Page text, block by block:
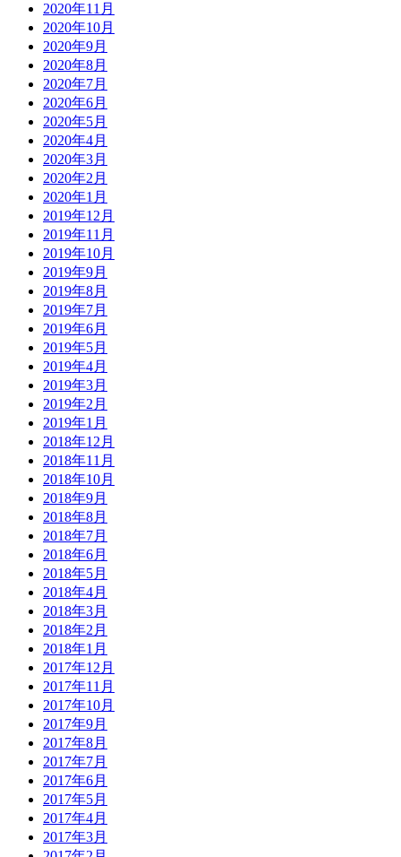
2020年11月
2020年10月
2020年9月
2020年8月
2020年7月
2020年6月
2020年5月
2020年4月
2020年3月
2020年2月
2020年1月
2019年12月
2019年11月
2019年10月
2019年9月
2019年8月
2019年7月
2019年6月
2019年5月
2019年4月
2019年3月
2019年2月
2019年1月
2018年12月
2018年11月
2018年10月
2018年9月
2018年8月
2018年7月
2018年6月
2018年5月
2018年4月
2018年3月
2018年2月
2018年1月
2017年12月
2017年11月
2017年10月
2017年9月
2017年8月
2017年7月
2017年6月
2017年5月
2017年4月
2017年3月